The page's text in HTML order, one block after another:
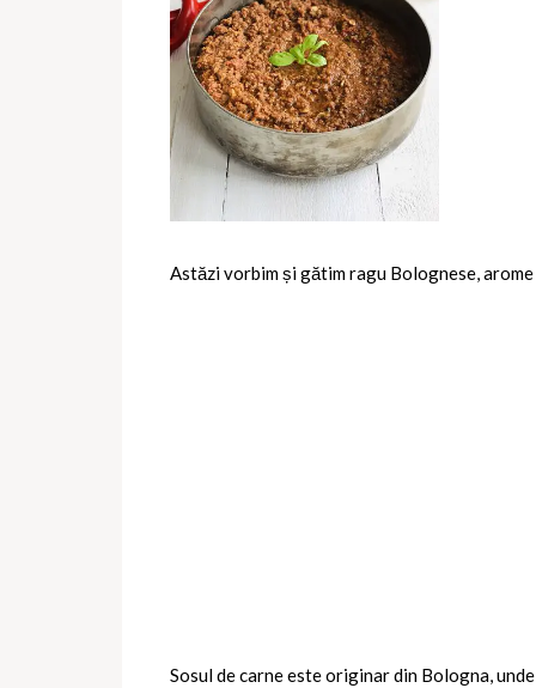
Astăzi vorbim și gătim ragu Bolognese,
Sosul de carne este originar din Bologna,